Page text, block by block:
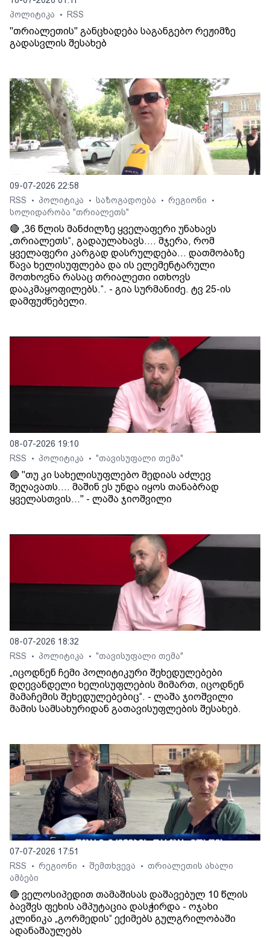
პოლიტიკა
• RSS
"თრიალეთის" განცხადება საგანგებო რეჟიმზე
გადასვლის შესახებ
09-07-2026 22:58
RSS
• პოლიტიკა • საზოგადოება • რეგიონი •
სოლიდარობა "თრიალეთს"
🔴 „36 წლის მანძილზე ყველაფერი უნახავს
„თრიალეთს“, გადაულახავს.... მჯერა, რომ
ყველაფერი კარგად დასრულდება... დათმობაზე
წავა ხელისუფლება და ის ელემენტარული
მოთხოვნა რასაც თრიალეთი ითხოვს
დააკმაყოფილებს.“. - გია სურმანიძე. ტვ 25-ის
დამფუძნებელი.
08-07-2026 19:10
RSS
• პოლიტიკა • "თავისუფალი თემა"
🔴 "თუ კი სახელისუფლებო მედიას აძლევ
შეღავათს.... მაშინ ეს უნდა იყოს თანაბრად
ყველასთვის..." - ლაშა ჯიოშვილი
08-07-2026 18:32
RSS
• პოლიტიკა • "თავისუფალი თემა"
„იცოდნენ ჩემი პოლიტიკური შეხედულებები
დღევანდელი ხელისუფლების მიმართ, იცოდნენ
მამაჩემის შეხედულებებიც“. - ლაშა ჯიოშვილი
მამის სამსახურიდან გათავისუფლების შესახებ.
07-07-2026 17:51
RSS
• რეგიონი • შემთხვევა • თრიალეთის ახალი
ამბები
🔴 ველოსიპედით თამაშისას დაშავებულ 10 წლის
ბავშვს ფეხის ამპუტაცია დასჭირდა - ოჯახი
კლინიკა „გორმედის“ ექიმებს გულგრილობაში
ადანაშაულებს